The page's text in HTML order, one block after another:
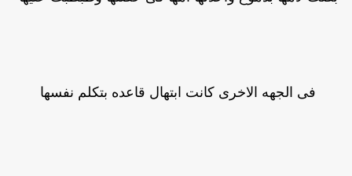
فى الجهه الاخرى كانت ابتهال قاعده بتكلم نفسها